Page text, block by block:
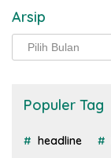
Arsip
Arsip
Populer Tag
headline